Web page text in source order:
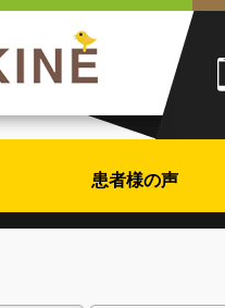
患者様の声